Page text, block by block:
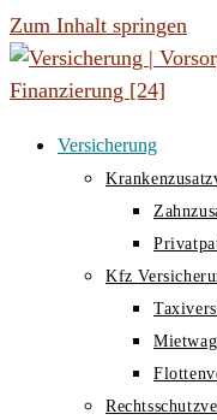
Zum Inhalt springen
Versicherung
Kfz